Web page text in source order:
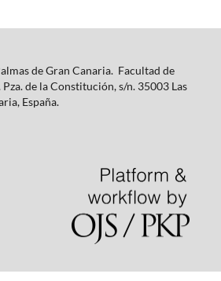
de Gran Canaria. Facultad de
de la Constitución, s/n. 35003 Las
España.